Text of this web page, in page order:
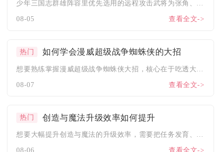
08-05 查看全文->
热门 如何学会漫威超级战争蜘蛛侠的大招
08-07 查看全文->
热门 创造与魔法升级效率如何提升
08-06 查看全文->